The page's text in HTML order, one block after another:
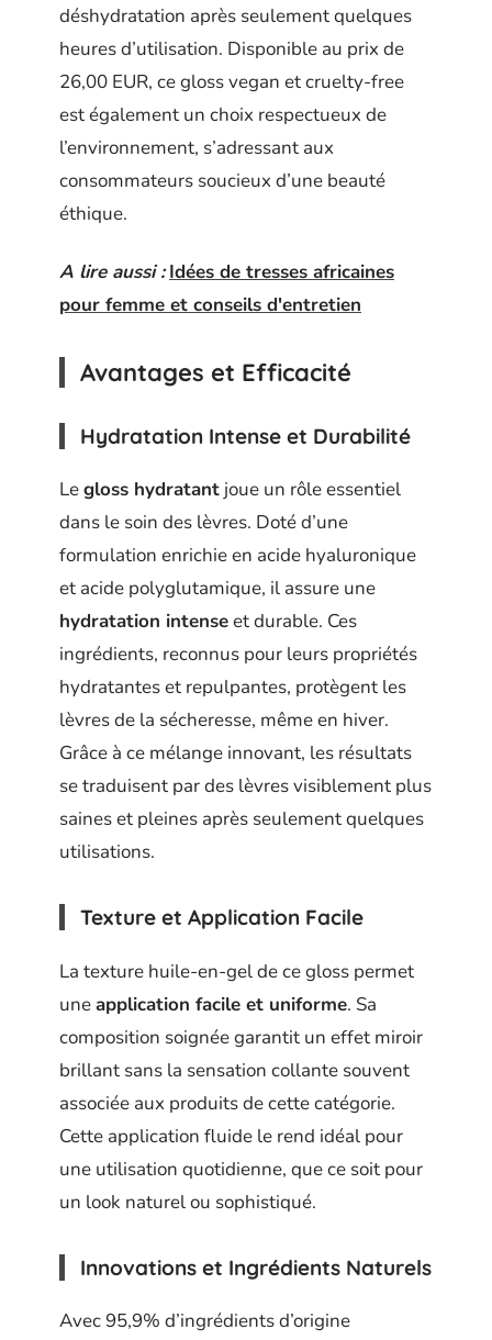
déshydratation après seulement quelques
heures d’utilisation. Disponible au prix de
26,00 EUR, ce gloss vegan et cruelty-free
est également un choix respectueux de
l’environnement, s’adressant aux
consommateurs soucieux d’une beauté
éthique.
A lire aussi : Idées de tresses africaines
pour femme et conseils d'entretien
Avantages et Efficacité
Hydratation Intense et Durabilité
Legloss hydratant joue un rôle essentiel
dans le soin des lèvres. Doté d’une
formulation enrichie en acide hyaluronique
et acide polyglutamique, il assure une
hydratation intenseet durable. Ces
ingrédients, reconnus pour leurs propriétés
hydratantes et repulpantes, protègent les
lèvres de la sécheresse, même en hiver.
Grâce à ce mélange innovant, les résultats
se traduisent par des lèvres visiblement plus
saines et pleines après seulement quelques
utilisations.
Texture et Application Facile
La texture huile-en-gel de ce gloss permet
uneapplication facile et uniforme. Sa
composition soignée garantit un effet miroir
brillant sans la sensation collante souvent
associée aux produits de cette catégorie.
Cette application fluide le rend idéal pour
une utilisation quotidienne, que ce soit pour
un look naturel ou sophistiqué.
Innovations et Ingrédients Naturels
Avec 95,9% d’ingrédients d’origine